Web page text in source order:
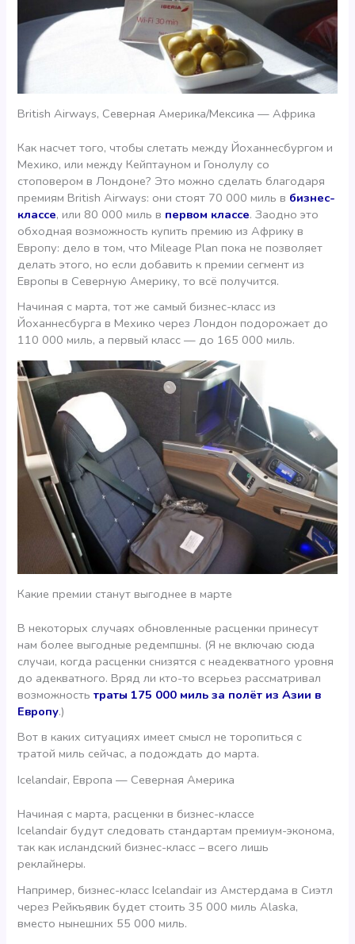
British Airways, Северная Америка/Мексика — Африка
Как насчет того, чтобы слетать между Йоханнесбургом и
Мехико, или между Кейптауном и Гонолулу со
стоповером в Лондоне? Это можно сделать благодаря
премиям British Airways: они стоят 70 000 миль в бизнес-
классе, или 80 000 миль в первом классе. Заодно это
обходная возможность купить премию из Африку в
Европу: дело в том, что Mileage Plan пока не позволяет
делать этого, но если добавить к премии сегмент из
Европы в Северную Америку, то всё получится.
Начиная с марта, тот же самый бизнес-класс из
Йоханнесбурга в Мехико через Лондон подорожает до
110 000 миль, а первый класс — до 165 000 миль.
Какие премии станут выгоднее в марте
В некоторых случаях обновленные расценки принесут
нам более выгодные редемпшны. (Я не включаю сюда
случаи, когда расценки снизятся с неадекватного уровня
до адекватного. Вряд ли кто-то всерьез рассматривал
возможностьтраты 175 000 миль за полёт из Азии в
Европу.)
Вот в каких ситуациях имеет смысл не торопиться с
тратой миль сейчас, а подождать до марта.
Icelandair, Европа — Северная Америка
Начиная с марта, расценки в бизнес-классе
Icelandair будут следовать стандартам премиум-эконома,
так как исландский бизнес-класс – всего лишь
реклайнеры.
Например, бизнес-класс Icelandair из Амстердама в Сиэтл
через Рейкъявик будет стоить 35 000 миль Alaska,
вместо нынешних 55 000 миль.